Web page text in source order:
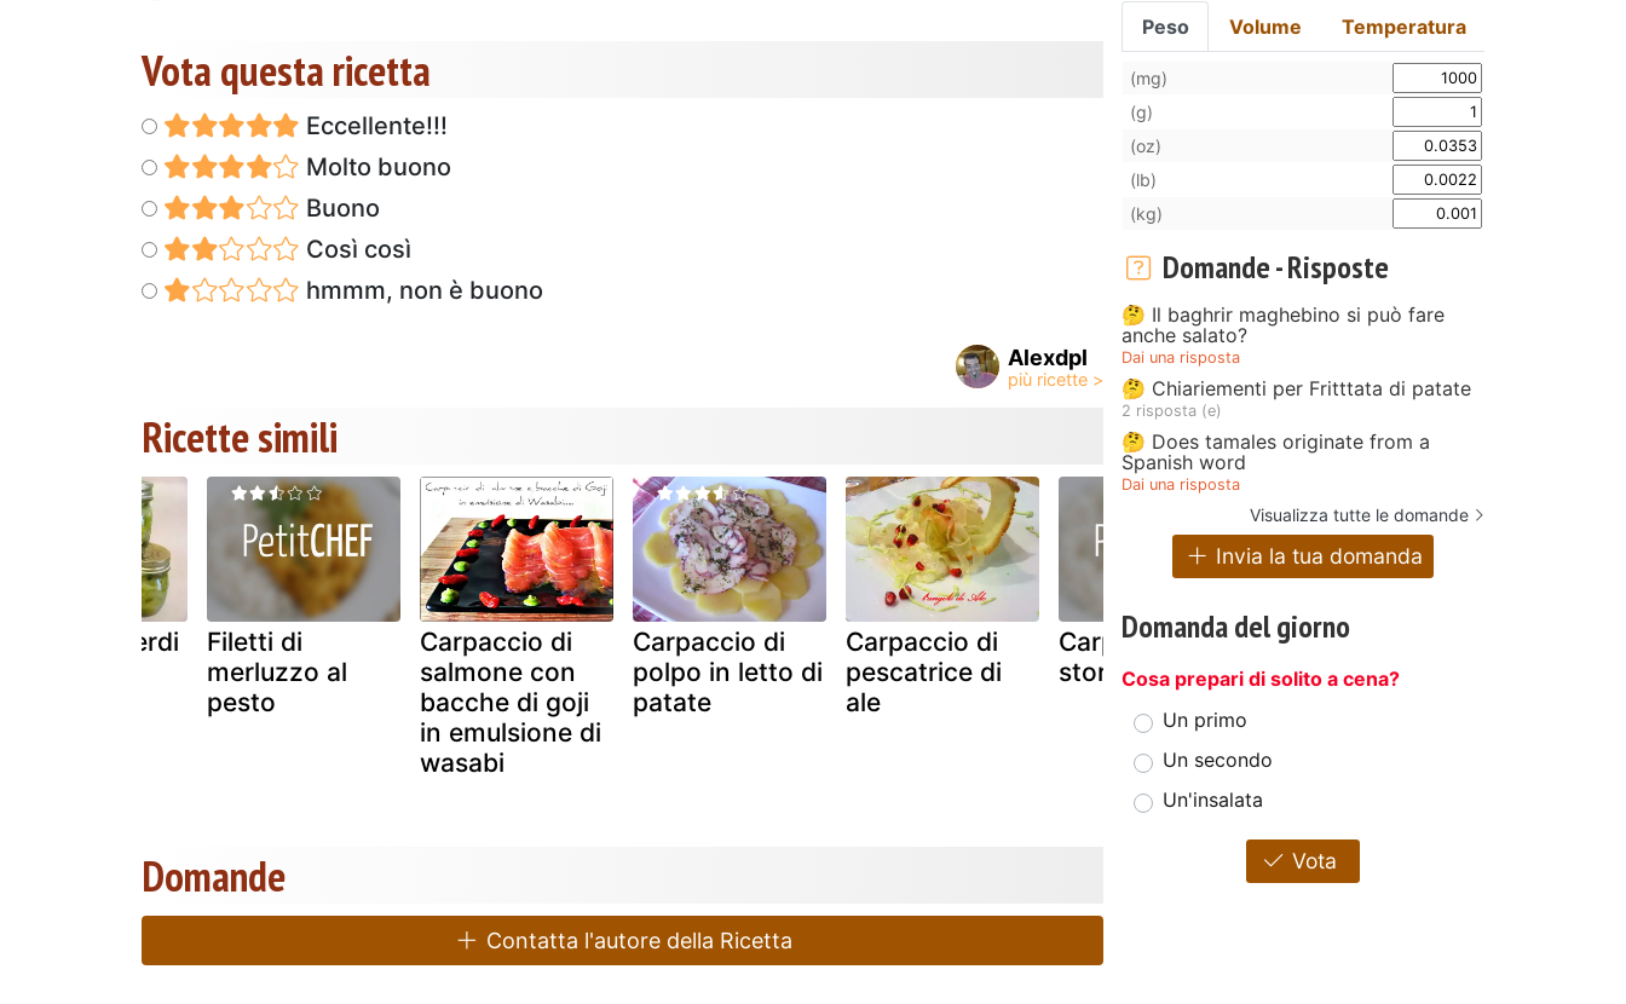
Vota questa ricetta
Eccellente!!!
Molto buono
Buono
Così così
hmmm, non è buono
Alexdpl
Ricette simili
verdi
Filetti di
merluzzo al
pesto
Carpaccio di
salmone con
bacche di goji
in emulsione di
wasabi
Carpaccio di
polpo in letto di
patate
Carpaccio di
pescatrice di
ale
Carpaccio di
storione
Cialdine con
carpaccio di
crudo
Domande
Contatta l'autore della Ricetta
Peso Volume Temperatura
(mg)
(g)
(oz)
(lb)
(kg)
Domande - Risposte
🤔 Il baghrir maghebino si può fare
anche salato?
Dai una risposta
🤔 Chiariementi per Fritttata di patate
2 risposta (e)
🤔 Does tamales originate from a
Spanish word
Dai una risposta
Visualizza tutte le domande
Invia la tua domanda
Domanda del giorno
Cosa prepari di solito a cena?
Un primo
Un secondo
Un'insalata
Vota